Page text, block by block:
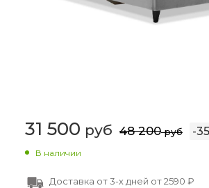
31 500 руб 48 200руб -35
В наличии
Доставка от 3-х дней от 2590 ₽